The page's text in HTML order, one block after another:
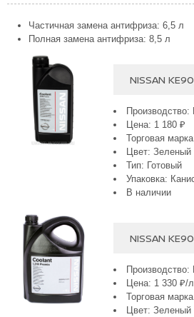
Частичная замена антифриза: 6,5 л
Полная замена антифриза: 8,5 л
NISSAN
Цена: 1 180 ₽
Торговая
Цвет: Зеленый
Тип: Готовый
Упаковка:
В наличии
NISSAN
Производство:
Цена: 1 330 ₽/
Торговая
Цвет: Зеленый